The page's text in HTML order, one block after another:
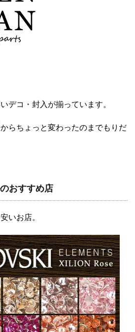
デコ・封入が揃っています。
らちょっと変わったのまでもりだ
おすすめ店
いお店。